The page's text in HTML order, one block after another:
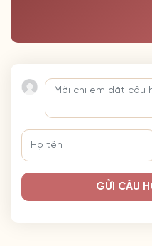
GỬI CÂU